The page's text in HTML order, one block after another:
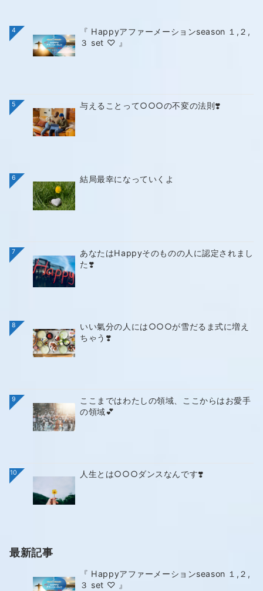
4
『 Happyアファーメーションseason １,２,
３ set ♡ 』
5 与えることって○○○の不変の法則❣️
6 結局最幸になっていくよ
7
あなたはHappyそのものの人に認定されまし
た❣️
8
いい氣分の人には○○○が雪だるま式に増え
ちゃう❣️
9
ここまではわたしの領域、ここからはお愛手
の領域💕
10 人生とは○○○ダンスなんです❣️
最新記事
『 Happyアファーメーションseason １,２,
３ set ♡ 』